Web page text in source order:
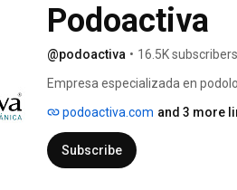
Podoactiva
@podoactiva • 16.5K subscribers
Empresa especializada en
podoactiva.com and 3 more
Subscribe